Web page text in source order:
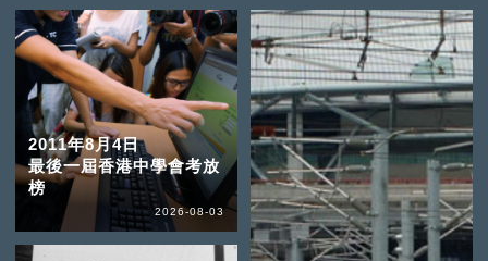
2011年8月4日
最後一屆香港中學會考放
榜
2026-08-03